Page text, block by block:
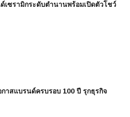
ซรามิกระดับตำนานพร้อมเปิดตัวโชว์
าสแบรนด์ครบรอบ 100 ปี รุกธุรกิจ